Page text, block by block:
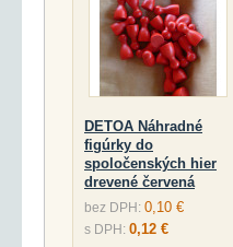
DETOA Náhradné
figúrky do
spoločenských hier
drevené červená
bez DPH: 0,10 €
s DPH: 0,12 €